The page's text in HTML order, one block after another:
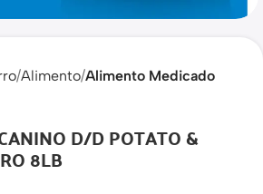
Alimento Alimento Medicado
D/D POTATO &
8LB